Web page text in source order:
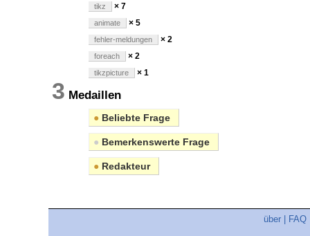
tikz × 7
animate × 5
fehler-meldungen × 2
foreach × 2
tikzpicture × 1
3 Medaillen
● Beliebte Frage
● Bemerkenswerte Frage
● Redakteur
über FAQ